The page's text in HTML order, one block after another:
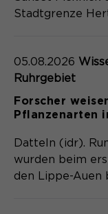
Zweck
ID
Name
Zweck
Name
Cookie-
Aktivierung
Diese Cookies
Name
Anbieter
Laufzeit 1
Cookie-
Stadtgrenze
05.08.2026
Ruhrgebiet
Forscher
Pflanzenarten
Datteln (idr).
wurden beim
den Lippe-Auen